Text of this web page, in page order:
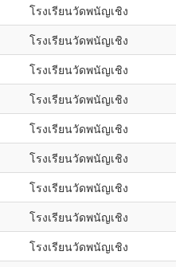
โรงเรียนวัดพนัญเชิง
โรงเรียนวัดพนัญเชิง
โรงเรียนวัดพนัญเชิง
โรงเรียนวัดพนัญเชิง
โรงเรียนวัดพนัญเชิง
โรงเรียนวัดพนัญเชิง
โรงเรียนวัดพนัญเชิง
โรงเรียนวัดพนัญเชิง
โรงเรียนวัดพนัญเชิง